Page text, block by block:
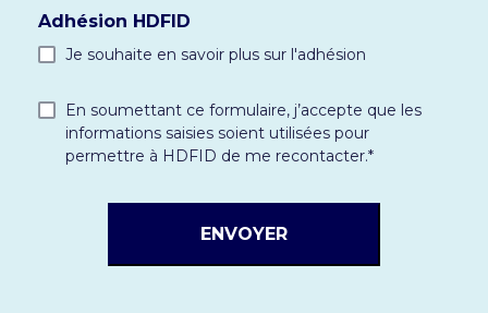
Adhésion HDFID
Je souhaite en savoir plus sur l'adhésion
RGPD *
En soumettant ce formulaire, j’accepte que les
informations saisies soient utilisées pour
permettre à HDFID de me recontacter.*